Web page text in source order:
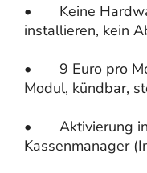
• Keine
installieren, kein
• 9 Euro pro
Modul, kündbar,
• Aktivierung in
Kassenmanager